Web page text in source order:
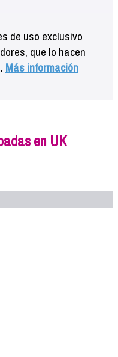
de uso exclusivo
que lo hacen
Más información
en UK